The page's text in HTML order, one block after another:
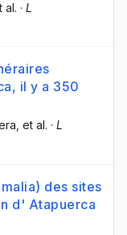
al. · L
il y a 350
, et al. · L
des sites
d' Atapuerca